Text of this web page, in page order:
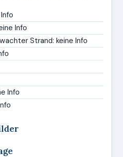
Info
Strand: keine Info
Info